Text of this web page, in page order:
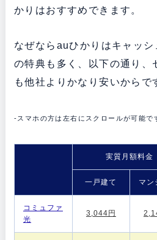
かりはおすすめできます。
なぜならauひかりはキャッ
の特典も多く、以下の通り、
も他社よりかなり安いからで
-スマホの方は左右にスクロールが可能で
実質月額料金
一戸建て
マン
コミュファ
光
3,044円